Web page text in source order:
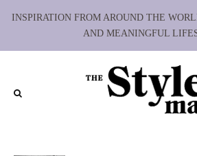
INSPIRATION FROM AROUND THE
AND MEANINGFUL